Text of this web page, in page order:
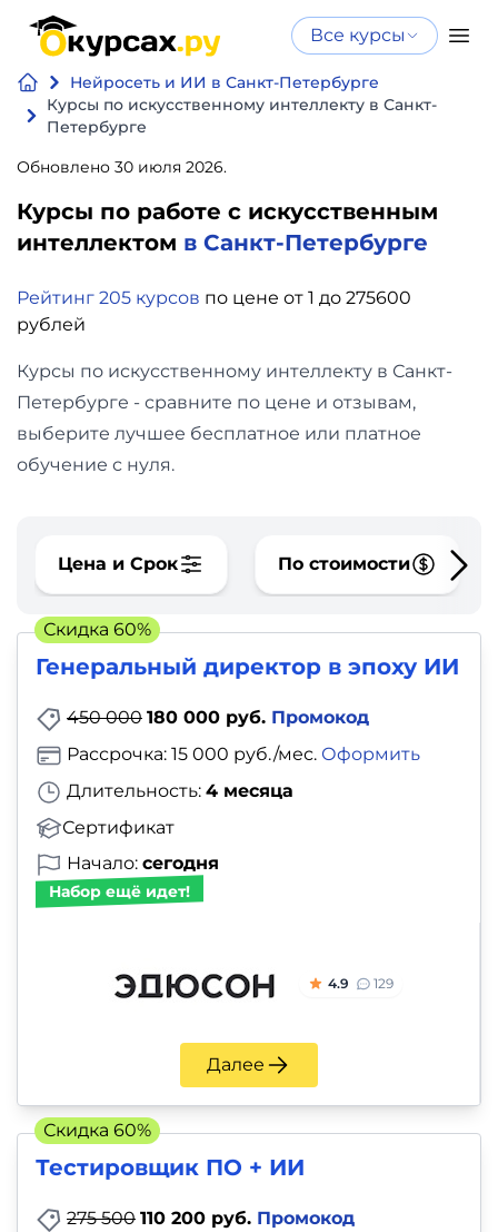
Все курсы
Нейросеть и ИИ в Санкт-Петербурге
Курсы по искусственному интеллекту в Санкт-
Петербурге
Обновлено 30 июля 2026.
Курсы по работе с искусственным
интеллектом в Санкт-Петербурге
Рейтинг 205 курсов по цене от 1 до 275600
рублей
Курсы по искусственному интеллекту в Санкт-
Петербурге - сравните по цене и отзывам,
выберите лучшее бесплатное или платное
обучение с нуля.
Цена и Срок По стоимости
Генеральный директор в эпоху ИИ
450 000 180 000 руб. Промокод
Длительность: 4 месяца
Сертификат
Рассрочка: 15 000 руб./мес. Оформить
Начало: сегодня
Набор ещё идет!
4.9 129
Далее
Скидка 60%
Тестировщик ПО + ИИ
275 500 110 200 руб. Промокод
Скидка 60%
Нейросеть
и ИИ
Программирование
Бизнес
и
финансы
Аналитика
Видео,
Маркетинг
Иностранный
язык
Для
детей
Красота,
здоровье,
фитнес
Психология
саморазвитие
Прочее
Репетиторы
Тесты
Нейросеть и ИИ
искусственному
Курсы по нейросетям
Бесплатно